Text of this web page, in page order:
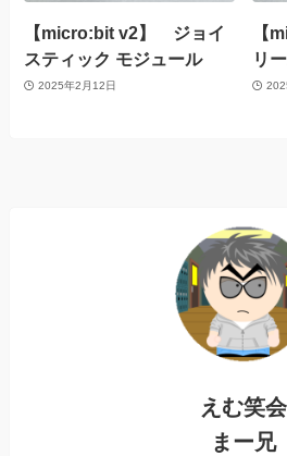
【micro:bit v2】 ジョイ
スティック モジュール
2025年2月12日
【
リ
えむ笑会
まー兄